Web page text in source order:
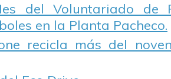
del Voluntariado de
en la Planta Pacheco.
recicla más del